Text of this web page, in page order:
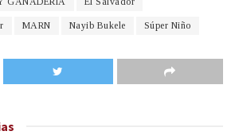
MARN Nayib Bukele Súper Niño